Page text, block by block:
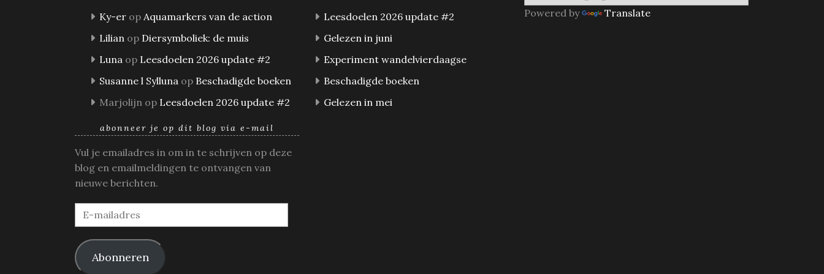
Ky-er op Aquamarkers van de action
Lilian op Diersymboliek: de muis
Luna op Leesdoelen 2026 update #2
Susanne l Sylluna op Beschadigde boeken
Marjolijn op Leesdoelen 2026 update #2
Leesdoelen 2026 update #2
Gelezen in juni
Experiment wandelvierdaagse
Beschadigde boeken
Gelezen in mei
Powered by Translate
abonneer je op dit blog via e-mail
Vul je emailadres in om in te schrijven op deze
blog en emailmeldingen te ontvangen van
nieuwe berichten.
E-
mailadres
Abonneren